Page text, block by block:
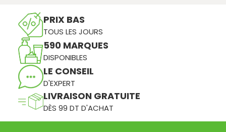
PRIX BAS
TOUS LES JOURS
590 MARQUES
DISPONIBLES
LE CONSEIL
D'EXPERT
LIVRAISON GRATUITE
DÈS 99 DT D'ACHAT